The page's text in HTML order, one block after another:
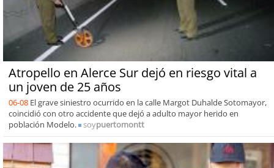
Atropello en Alerce Sur dejó en riesgo vital a
un joven de 25 años
06-08 El grave siniestro ocurrido en la calle Margot Duhalde Sotomayor,
coincidió con otro accidente que dejó a adulto mayor herido en
población Modelo.
soypuertomontt